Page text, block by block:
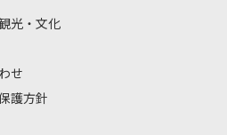
光・文化
せ
護方針